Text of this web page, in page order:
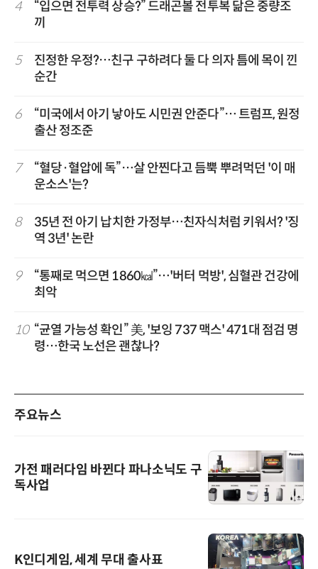
4
“입으면 전투력 상승?” 드래곤볼 전투복 닮은 중량조
끼
5
진정한 우정?…친구 구하려다 둘 다 의자 틈에 목이 낀
순간
6
“미국에서 아기 낳아도 시민권 안준다”… 트럼프, 원정
출산 정조준
7
“혈당·혈압에 독”…살 안찐다고 듬뿍 뿌려먹던 '이 매
운소스'는?
8
35년 전 아기 납치한 가정부…친자식처럼 키워서? '징
역 3년' 논란
9
“통째로 먹으면 1860㎉”…'버터 먹방', 심혈관 건강에
최악
10 “균열 가능성 확인” 美, '보잉 737 맥스' 471대 점검 명
령…한국 노선은 괜찮나?
주요뉴스
가전 패러다임 바뀐다 파나소닉도 구
독사업
K인디게임, 세계 무대 출사표